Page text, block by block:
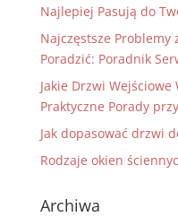
Najlepiej Pasują do
Najczęstsze Problemy
Poradzić: Poradnik
Jakie Drzwi
Praktyczne Porady
Jak dopasować drzwi
Rodzaje okien
Archiwa